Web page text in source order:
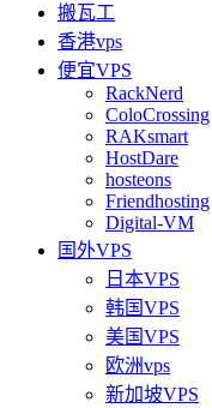
搬瓦工
香港vps
便宜VPS
RackNerd
ColoCrossing
RAKsmart
HostDare
hosteons
Friendhosting
Digital-VM
国外VPS
日本VPS
韩国VPS
美国VPS
欧洲vps
新加坡VPS